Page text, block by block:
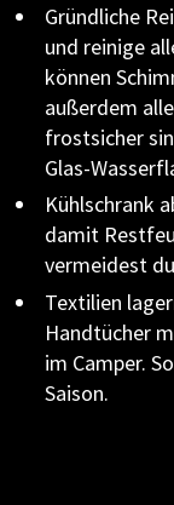
Gründliche
und reinige
können
außerdem
frostsicher
Glas-
Kühlschrank
damit
vermeidest
Textilien
Handtücher
im Camper.
Saison.